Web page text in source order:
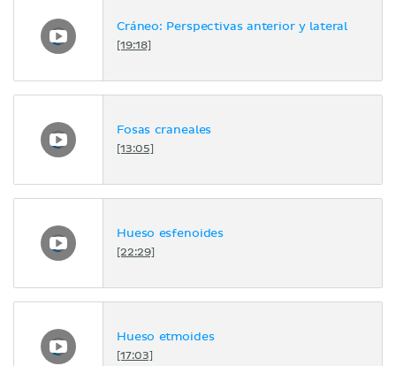
Cráneo: Perspectivas anterior y lateral
[19:18]
Fosas craneales
[13:05]
Hueso esfenoides
[22:29]
Hueso etmoides
[17:03]